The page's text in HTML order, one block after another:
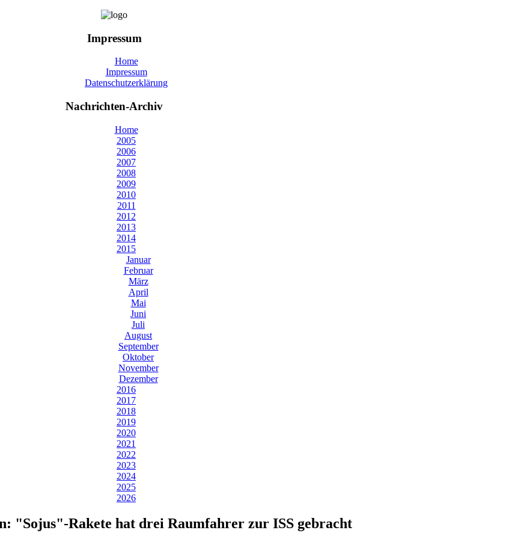
Impressum
Home
Impressum
Datenschutzerklärung
Nachrichten-Archiv
Home
2005
2006
2007
2008
2009
2010
2011
2012
2013
2014
2015
Januar
Februar
März
April
Mai
Juni
Juli
August
September
Oktober
November
Dezember
2016
2017
2018
2019
2020
2021
2022
2023
2024
2025
2026
"Sojus"-Rakete hat drei Raumfahrer zur ISS gebracht